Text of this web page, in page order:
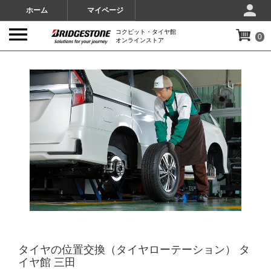
ホーム マイページ
コクピット・タイヤ館
オンラインストア
0
タイヤの位置交換（タイヤローテーション） タ
イヤ館 三田